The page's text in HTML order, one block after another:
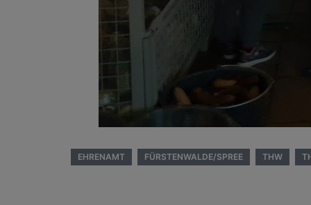
EHRENAMT FÜRSTENWALDE/SPREE THW